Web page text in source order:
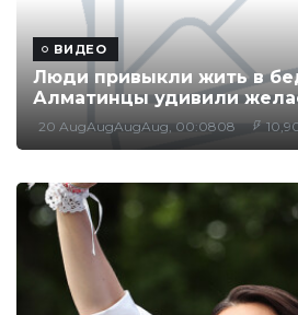
ВИДЕО
Люди привыкли жить в
Алматинцы удивили
20 AugAugAugAug, 00:0808